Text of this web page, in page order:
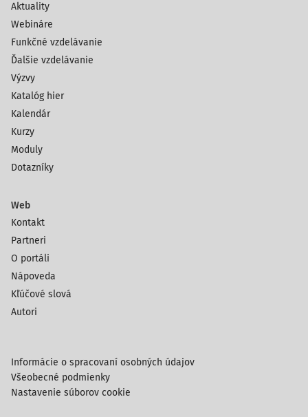
Aktuality
Webináre
Funkčné vzdelávanie
Ďalšie vzdelávanie
Výzvy
Katalóg hier
Kalendár
Kurzy
Moduly
Dotazníky
Web
Kontakt
Partneri
O portáli
Nápoveda
Kľúčové slová
Autori
Informácie o spracovaní osobných údajov
Všeobecné podmienky
Nastavenie súborov cookie